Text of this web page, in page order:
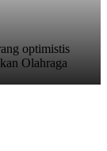
optimistis
Olahraga